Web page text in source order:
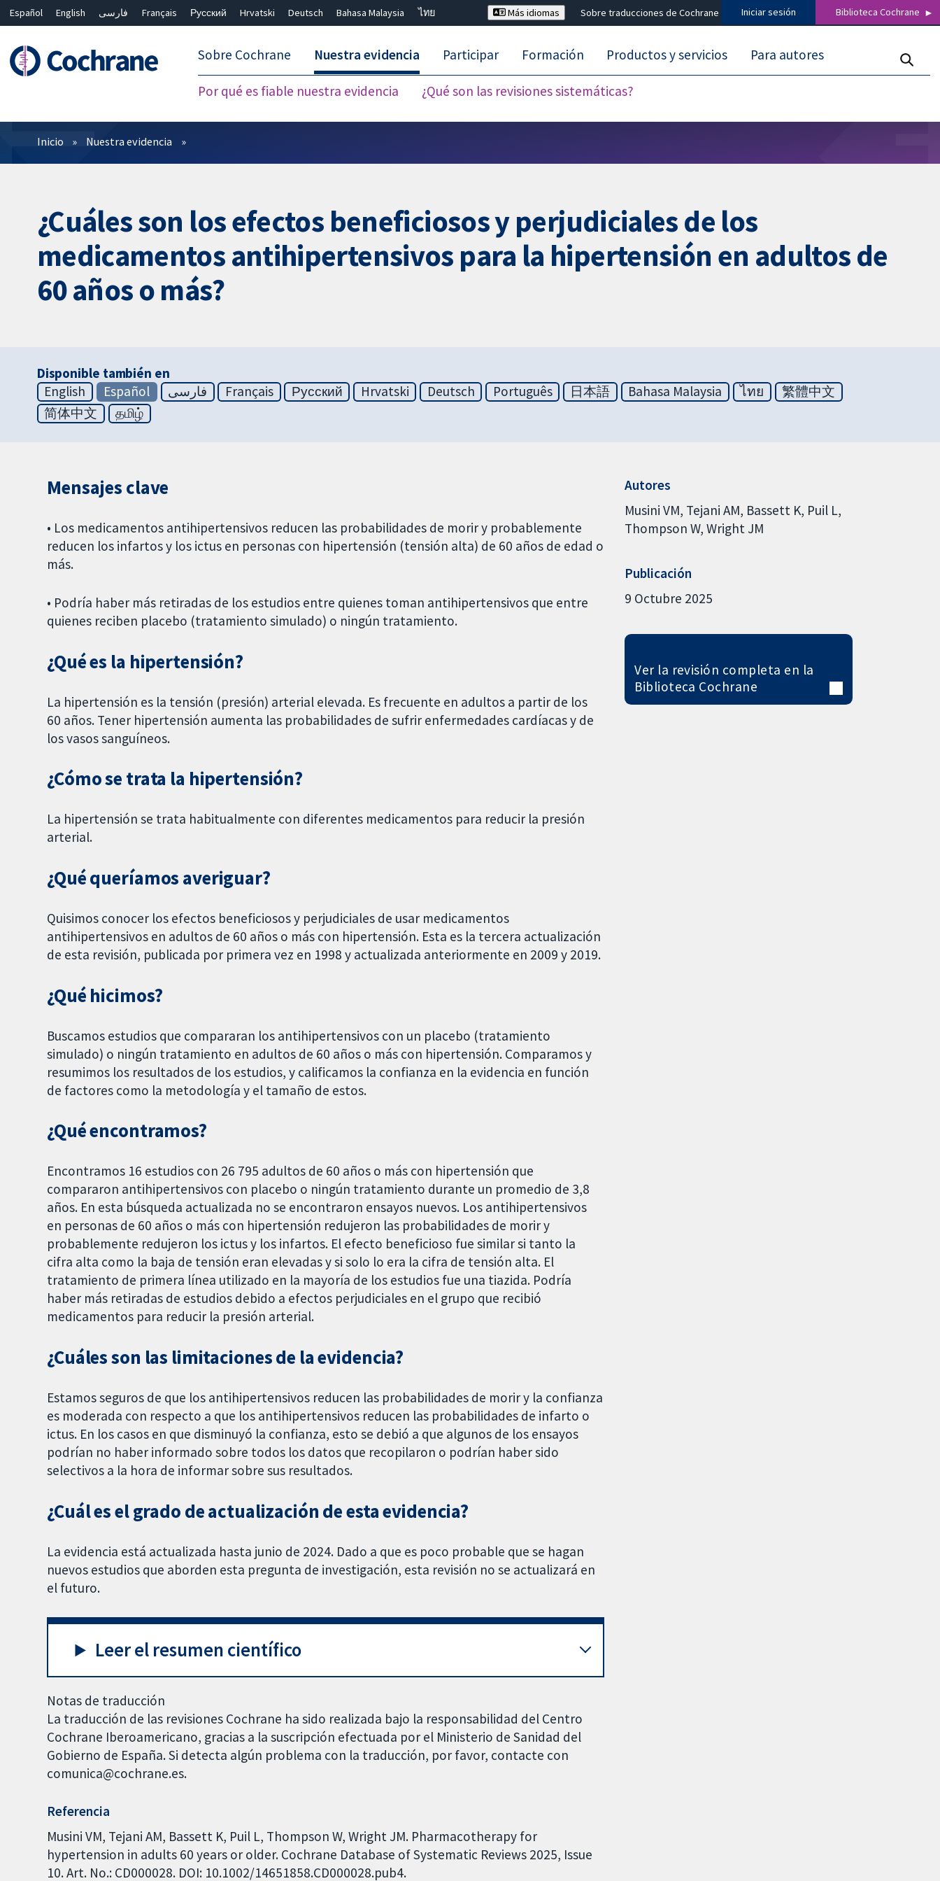
Español English فارسی Français Русский Hrvatski Deutsch Bahasa Malaysia
ไทย
Más idiomas Sobre traducciones de Cochrane Iniciar sesión Biblioteca Cochrane
Sobre Cochrane Nuestra evidencia
Por qué es fiable nuestra evidencia ¿Qué son las revisiones sistemáticas?
Participar Formación Productos y servicios Para autores
Filtros
Inicio Nuestra evidencia
¿Cuáles son los efectos beneficiosos y perjudiciales de los
medicamentos antihipertensivos para la hipertensión en adultos de
60 años o más?
Disponible también en
English
Español فارسی Français Русский Hrvatski Deutsch Português 日本語 Bahasa Malaysia ไทย
繁體中文
简体中文
தமிழ்
Mensajes clave
• Los medicamentos antihipertensivos reducen las probabilidades de morir y probablemente
reducen los infartos y los ictus en personas con hipertensión (tensión alta) de 60 años de edad o
más.
• Podría haber más retiradas de los estudios entre quienes toman antihipertensivos que entre
quienes reciben placebo (tratamiento simulado) o ningún tratamiento.
¿Qué es la hipertensión?
La hipertensión es la tensión (presión) arterial elevada. Es frecuente en adultos a partir de los
60 años. Tener hipertensión aumenta las probabilidades de sufrir enfermedades cardíacas y de
los vasos sanguíneos.
¿Cómo se trata la hipertensión?
La hipertensión se trata habitualmente con diferentes medicamentos para reducir la presión
arterial.
¿Qué queríamos averiguar?
Quisimos conocer los efectos beneficiosos y perjudiciales de usar medicamentos
antihipertensivos en adultos de 60 años o más con hipertensión. Esta es la tercera actualización
de esta revisión, publicada por primera vez en 1998 y actualizada anteriormente en 2009 y 2019.
¿Qué hicimos?
Buscamos estudios que compararan los antihipertensivos con un placebo (tratamiento
simulado) o ningún tratamiento en adultos de 60 años o más con hipertensión. Comparamos y
resumimos los resultados de los estudios, y calificamos la confianza en la evidencia en función
de factores como la metodología y el tamaño de estos.
¿Qué encontramos?
Encontramos 16 estudios con 26 795 adultos de 60 años o más con hipertensión que
compararon antihipertensivos con placebo o ningún tratamiento durante un promedio de 3,8
años. En esta búsqueda actualizada no se encontraron ensayos nuevos. Los antihipertensivos
en personas de 60 años o más con hipertensión redujeron las probabilidades de morir y
probablemente redujeron los ictus y los infartos. El efecto beneficioso fue similar si tanto la
cifra alta como la baja de tensión eran elevadas y si solo lo era la cifra de tensión alta. El
tratamiento de primera línea utilizado en la mayoría de los estudios fue una tiazida. Podría
haber más retiradas de estudios debido a efectos perjudiciales en el grupo que recibió
medicamentos para reducir la presión arterial.
¿Cuáles son las limitaciones de la evidencia?
Estamos seguros de que los antihipertensivos reducen las probabilidades de morir y la confianza
es moderada con respecto a que los antihipertensivos reducen las probabilidades de infarto o
ictus. En los casos en que disminuyó la confianza, esto se debió a que algunos de los ensayos
podrían no haber informado sobre todos los datos que recopilaron o podrían haber sido
selectivos a la hora de informar sobre sus resultados.
¿Cuál es el grado de actualización de esta evidencia?
La evidencia está actualizada hasta junio de 2024. Dado a que es poco probable que se hagan
nuevos estudios que aborden esta pregunta de investigación, esta revisión no se actualizará en
el futuro.
Leer el resumen científico
Notas de traducción
La traducción de las revisiones Cochrane ha sido realizada bajo la responsabilidad del Centro
Cochrane Iberoamericano, gracias a la suscripción efectuada por el Ministerio de Sanidad del
Gobierno de España. Si detecta algún problema con la traducción, por favor, contacte con
comunica@cochrane.es.
Referencia
Musini VM, Tejani AM, Bassett K, Puil L, Thompson W, Wright JM. Pharmacotherapy for
hypertension in adults 60 years or older. Cochrane Database of Systematic Reviews 2025, Issue
10. Art. No.: CD000028. DOI: 10.1002/14651858.CD000028.pub4.
Autores
Musini VM Tejani AM Bassett K Puil L
Thompson W Wright JM
Publicación
9 Octubre 2025
Ver la revisión completa en la
Biblioteca Cochrane